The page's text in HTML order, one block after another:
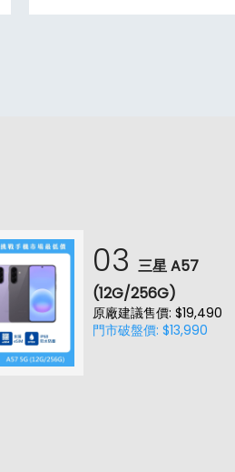
03 三星 A57
(12G/256G)
原廠建議售價: $19,490
門市破盤價: $13,990